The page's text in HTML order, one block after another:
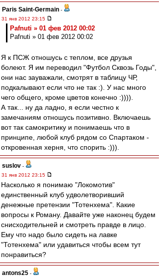
Paris Saint-Germain -
31 янв 2012 23:15
Pafnuti » 01 фев 2012 00:02
Pafnuti » 01 фев 2012 00:02
Я к ПСЖ отношусь с теплом, все друзья
болеют. Я им переводил "Футбол Сквозь Годы",
они нас зауважали, смотрят в таблицу ЧР,
подкалывают если что не так :). У нас много
чего общего, кроме цветов конечно :)))).
А так... ну да ладно, я если честно к
замечаниям отношусь позитивно. Включаешь
вот так самокритику и понимаешь что в
принципе, любой клуб рядом со Спартаком -
откровенная херня, что спорить :))).
suslov -
31 янв 2012 23:15
Насколько я понимаю "Локомотив"
единственный клуб удволетворивший
денежные претензии "Тотенхема". Какие
вопросы к Роману. Давайте уже наконец будем
снисходительней и смотреть правде в лицо.
Ему что надо было сидеть на лавке
"Тотенхема" или удавиться чтобы всем тут
понравиться?
antons25 -